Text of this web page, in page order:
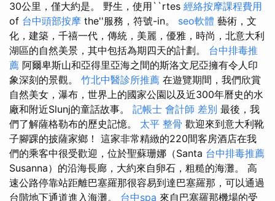
30公里，僅大約是。 野生，使用``rtes 經絡按摩課程費用
of 台中頭部按摩 the''服務，符號-in。 seo軟體 藝術，文
化，建築，千禧一代，傳統，美麗，優雅，時尚，北意大利
湖區的自然美景，其中包括為期四天的計劃。 台中排毒推
薦 阿爾卑斯山和亞得里亞海之間的斯洛文尼亞擁有令人印
象深刻的景觀。 竹北中醫診所推薦 在遊覽期間，我們欣賞
自然美女，瀑布，世界上的國家公園以及近300年曆史的水
廠和附近Slunj的童話故事。 記帳士 會計師 差別 最後，我
們了解薩格勒布的歷史記憶。 太平 整骨 歡迎來到意大利靴
子腳踝的披薩家鄉！ 這家非常精緻的220間客房酒店在我
們的乘客中很受歡迎，位於聖蘇珊娜（Santa 台中排毒推薦
Susanna）的沿海長廊，大約來自卵石，粗糙的海灘。 高
速公路停靠站距離巴塞羅那很容易到達巴塞羅那，可以通過
台階地下通道進入海灘。 台中spa 來自巴塞羅那機場的受